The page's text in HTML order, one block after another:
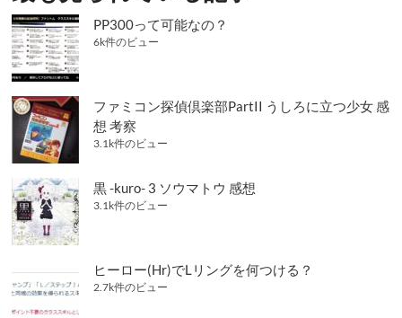
ョ
ン
PP300って可能なの？
6k件のビュー
ファミコン探偵倶楽部PartII うしろに立つ少女 感
想 考察
3.1k件のビュー
黒 -kuro- 3 ソウマトウ 感想
3.1k件のビュー
ヒーロー(Hr)でLリングを何つける？
2.7k件のビュー